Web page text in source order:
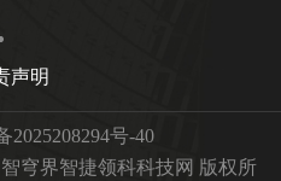
声明
2025208294号-40
穹界智捷领科科技网 版权所